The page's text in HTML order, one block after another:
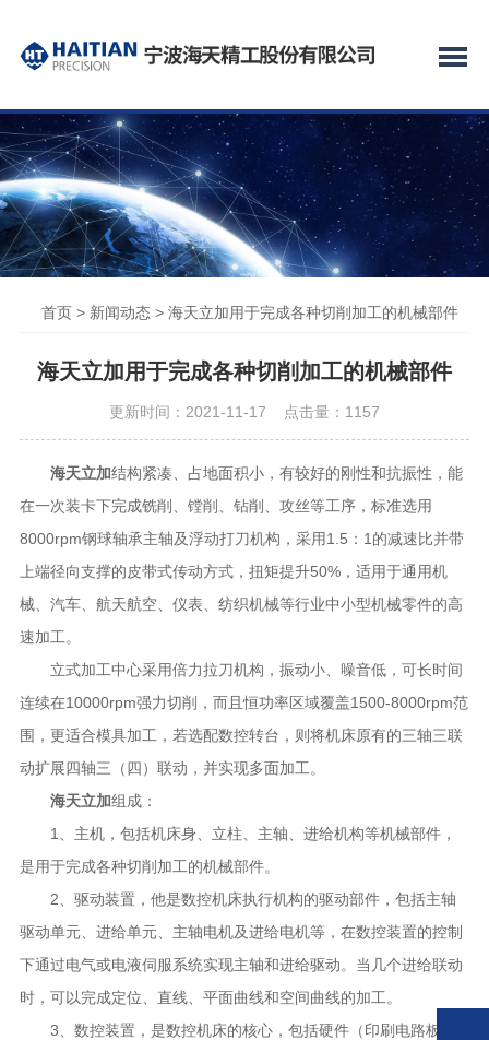
首页> 新闻动态> 海天立加用于完成各种切削加工的机械部件
海天立加用于完成各种切削加工的机械部件
更新时间：2021-11-17 点击量： 1157
海天立加结构紧凑、占地面积小，有较好的刚性和抗振性，能
在一次装卡下完成铣削、镗削、钻削、攻丝等工序，标准选用
8000rpm钢球轴承主轴及浮动打刀机构，采用1.5：1的减速比并带
上端径向支撑的皮带式传动方式，扭矩提升50%，适用于通用机
械、汽车、航天航空、仪表、纺织机械等行业中小型机械零件的高
速加工。
立式加工中心采用倍力拉刀机构，振动小、噪音低，可长时间
连续在10000rpm强力切削，而且恒功率区域覆盖1500-8000rpm范
围，更适合模具加工，若选配数控转台，则将机床原有的三轴三联
动扩展四轴三（四）联动，并实现多面加工。
海天立加组成：
1、主机，包括机床身、立柱、主轴、进给机构等机械部件，
是用于完成各种切削加工的机械部件。
2、驱动装置，他是数控机床执行机构的驱动部件，包括主轴
驱动单元、进给单元、主轴电机及进给电机等，在数控装置的控制
下通过电气或电液伺服系统实现主轴和进给驱动。当几个进给联动
时，可以完成定位、直线、平面曲线和空间曲线的加工。
3、数控装置，是数控机床的核心，包括硬件（印刷电路板、